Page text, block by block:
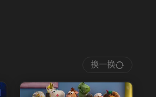
换一换